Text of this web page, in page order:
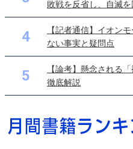
敗戦を反省し、自滅を
4
【記者通信】イオン
ない事実と疑問点
5
【論考】懸念される
徹底解説